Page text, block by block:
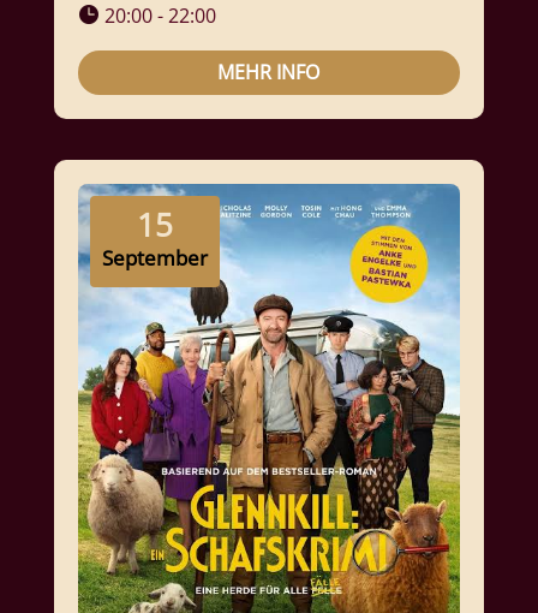
20:00 - 22:00
MEHR INFO
15
September